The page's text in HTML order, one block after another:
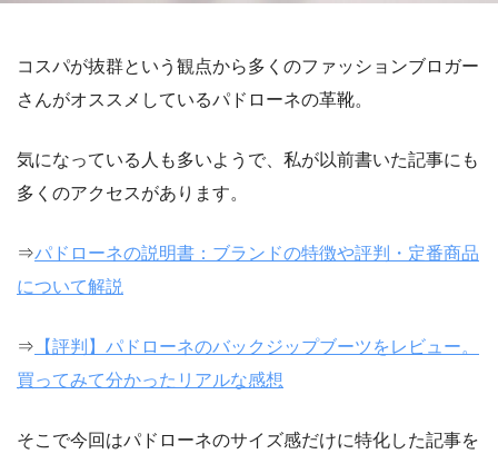
コスパが抜群という観点から多くのファッションブロガー
さんがオススメしているパドローネの革靴。
気になっている人も多いようで、私が以前書いた記事にも
多くのアクセスがあります。
⇒パドローネの説明書：ブランドの特徴や評判・定番商品
について解説
⇒ 【評判】パドローネのバックジップブーツをレビュー。
買ってみて分かったリアルな感想
そこで今回はパドローネのサイズ感だけに特化した記事を